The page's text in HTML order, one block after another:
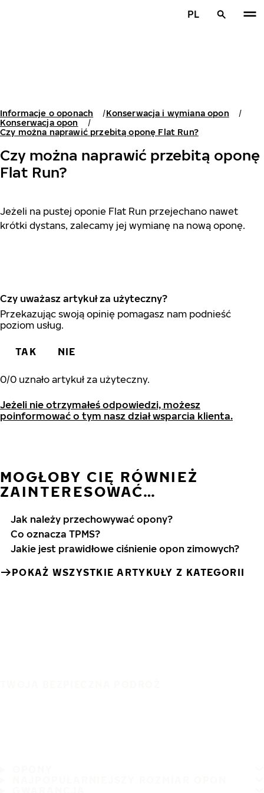
PL
Informacje o oponach
Konserwacja i wymiana opon
Konserwacja opon
Czy można naprawić przebitą oponę Flat Run?
Czy można naprawić przebitą oponę
Flat Run?
Jeżeli na pustej oponie Flat Run przejechano nawet
krótki dystans, zalecamy jej wymianę na nową oponę.
Czy uważasz artykuł za użyteczny?
Przekazując swoją opinię pomagasz nam podnieść
poziom usług.
TAK NIE
0/0 uznało artykuł za użyteczny.
Jeżeli nie otrzymałeś odpowiedzi, możesz
poinformować o tym nasz dział wsparcia klienta.
MOGŁOBY CIĘ RÓWNIEŻ
ZAINTERESOWAĆ…
Jak należy przechowywać opony?
Co oznacza TPMS?
Jakie jest prawidłowe ciśnienie opon zimowych?
POKAŻ WSZYSTKIE ARTYKUŁY Z KATEGORII